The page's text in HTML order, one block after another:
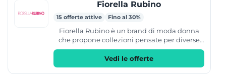
Fiorella Rubino
15 offerte attive Fino al 30%
Fiorella Rubino è un brand di moda donna
che propone collezioni pensate per diverse
occasioni d'uso. L'offerta include
abbigliamento come vestiti,...
Vedi le offerte